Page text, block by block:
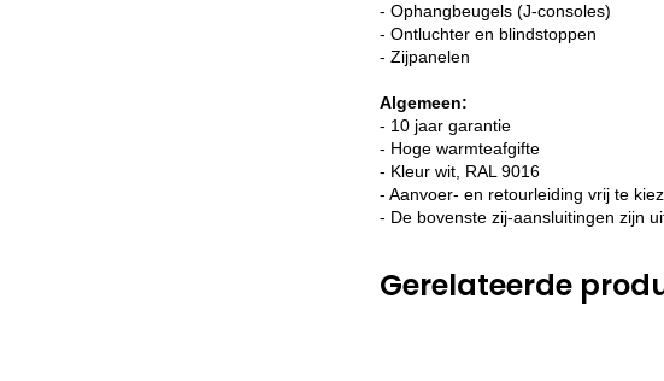
- Ophangbeugels (J-consoles)
- Ontluchter en blindstoppen
- Zijpanelen
Algemeen:
- 10 jaar garantie
- Hoge warmteafgifte
- Kleur wit, RAL 9016
- Aanvoer- en retourleiding vrij te
- De bovenste zij-aansluitingen zijn
Gerelateerde